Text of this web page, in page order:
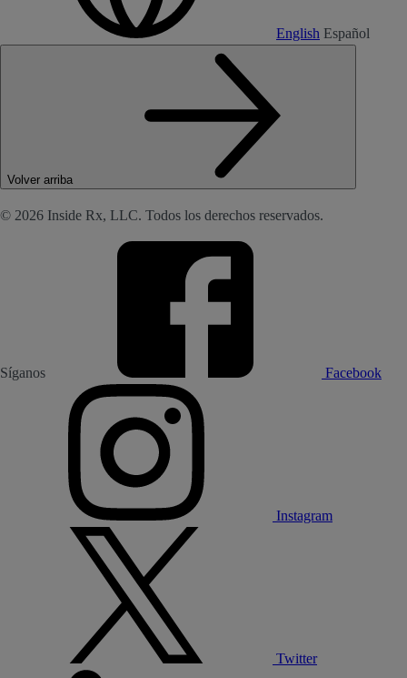
English Español
Volver arriba
© 2026 Inside Rx, LLC. Todos los derechos reservados.
Síganos Facebook
Instagram
Twitter